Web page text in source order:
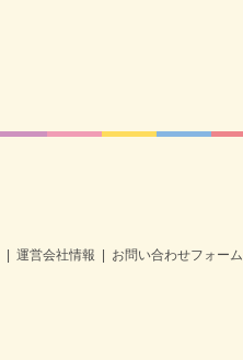
運営会社情報 お問い合わせフォーム